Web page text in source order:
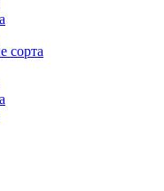
сорта